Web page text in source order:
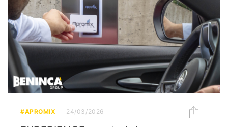
#APROMIX 24/03/2026